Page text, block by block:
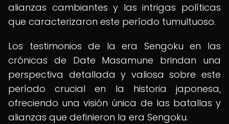
alianzas cambiantes y las intrigas políticas
que caracterizaron este período tumultuoso.
Los testimonios de la era Sengoku en las
crónicas de Date Masamune brindan una
perspectiva detallada y valiosa sobre este
período crucial en la historia japonesa,
ofreciendo una visión única de las batallas y
alianzas que definieron la era Sengoku.